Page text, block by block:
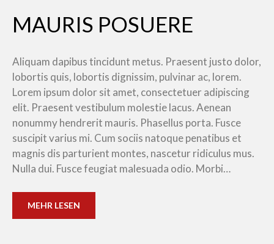
MAURIS POSUERE
Aliquam dapibus tincidunt metus. Praesent justo dolor,
lobortis quis, lobortis dignissim, pulvinar ac, lorem.
Lorem ipsum dolor sit amet, consectetuer adipiscing
elit. Praesent vestibulum molestie lacus. Aenean
nonummy hendrerit mauris. Phasellus porta. Fusce
suscipit varius mi. Cum sociis natoque penatibus et
magnis dis parturient montes, nascetur ridiculus mus.
Nulla dui. Fusce feugiat malesuada odio. Morbi…
MEHR LESEN